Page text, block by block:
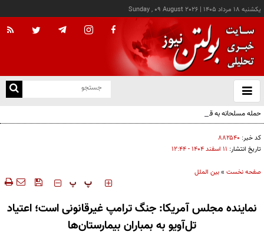
يکشنبه ۱۸ مرداد ۱۴۰۵ |
Sunday , 09 August 2026
باز
و
حمله مسلحانه به قهوه‌خانه‌ای در زاهدان؛ ۲ نفر جان باختند
کد خبر: ۸۸۲۵۴۰
تاریخ انتشار: ۱۱ اسفند ۱۴۰۴ - ۱۲:۴۴
صفحه نخست »بین الملل
‍‍‍ پ پ
نماینده مجلس آمریکا: جنگ ترامپ غیرقانونی است؛ اعتیاد
تل‌آویو به بمباران بیمارستان‌ها